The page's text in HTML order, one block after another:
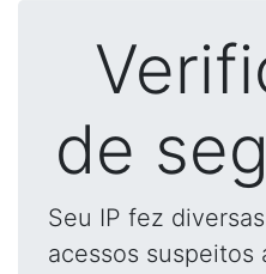
de
Seu IP fez
acessos suspeitos